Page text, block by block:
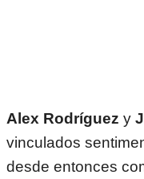
Alex Rodríguez y
vinculados
desde entonces